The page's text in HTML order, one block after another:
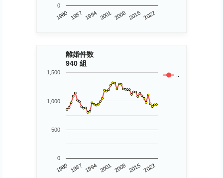
1980 1987 1994 2001 2008 2015 2022
0
離婚件数
940 組
..
1980 1987 1994 2001 2008 2015 2022
0
500
1,000
1,500